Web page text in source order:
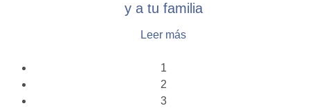
y a tu familia
Leer más
1
2
3